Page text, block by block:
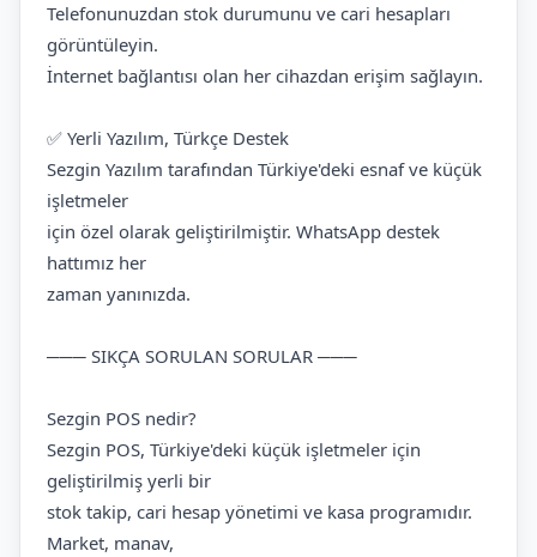
Telefonunuzdan stok durumunu ve cari hesapları
görüntüleyin.
İnternet bağlantısı olan her cihazdan erişim sağlayın.
✅ Yerli Yazılım, Türkçe Destek
Sezgin Yazılım tarafından Türkiye'deki esnaf ve küçük
işletmeler
için özel olarak geliştirilmiştir. WhatsApp destek
hattımız her
zaman yanınızda.
─── SIKÇA SORULAN SORULAR ───
Sezgin POS nedir?
Sezgin POS, Türkiye'deki küçük işletmeler için
geliştirilmiş yerli bir
stok takip, cari hesap yönetimi ve kasa programıdır.
Market, manav,